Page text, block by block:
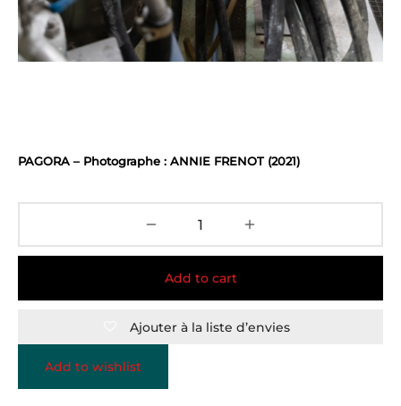
PAGORA – Photographe : ANNIE FRENOT (2021)
Add to cart
Ajouter à la liste d’envies
Add to wishlist